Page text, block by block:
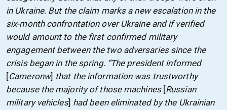
in Ukraine. But the claim marks a new escalation in the
six-month confrontation over Ukraine and if verified
would amount to the first confirmed military
engagement between the two adversaries since the
crisis began in the spring. “The president informed
[Cameronw] that the information was trustworthy
because the majority of those machines[Russian
military vehicles] had been eliminated by the Ukrainian